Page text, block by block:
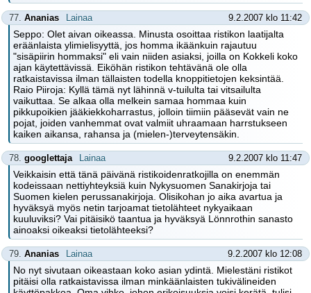
77. Ananias Lainaa 9.2.2007 klo 11:42
Seppo: Olet aivan oikeassa. Minusta osoittaa ristikon laatijalta
eräänlaista ylimielisyyttä, jos homma ikäänkuin rajautuu
"sisäpiirin hommaksi" eli vain niiden asiaksi, joilla on Kokkeli koko
ajan käytettävissä. Eiköhän ristikon tehtävänä ole olla
ratkaistavissa ilman tällaisten todella knoppitietojen keksintää.
Raio Piiroja: Kyllä tämä nyt lähinnä v-tuilulta tai vitsailulta
vaikuttaa. Se alkaa olla melkein samaa hommaa kuin
pikkupoikien jääkiekkoharrastus, jolloin tiimiin pääsevät vain ne
pojat, joiden vanhemmat ovat valmiit uhraamaan harrstukseen
kaiken aikansa, rahansa ja (mielen-)terveytensäkin.
78. googlettaja Lainaa 9.2.2007 klo 11:47
Veikkaisin että tänä päivänä ristikoidenratkojilla on enemmän
kodeissaan nettiyhteyksiä kuin Nykysuomen Sanakirjoja tai
Suomen kielen perussanakirjoja. Olisikohan jo aika avartua ja
hyväksyä myös netin tarjoamat tietolähteet nykyaikaan
kuuluviksi? Vai pitäisikö taantua ja hyväksyä Lönnrothin sanasto
ainoaksi oikeaksi tietolähteeksi?
79. Ananias Lainaa 9.2.2007 klo 12:08
No nyt sivutaan oikeastaan koko asian ydintä. Mielestäni ristikot
pitäisi olla ratkaistavissa ilman minkäänlaisten tukivälineiden